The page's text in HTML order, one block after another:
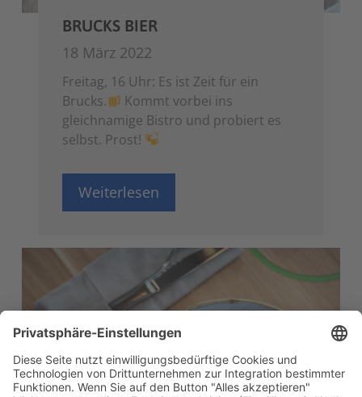
BRUCKS BIER
18 März 2022
Freitag, 16 Uhr: Es ist Zeit für ein
Brucks.
Kommt vorbei ins
gleichnamige Bistro und probiert es
selbst. Prost!
Weiterlesen